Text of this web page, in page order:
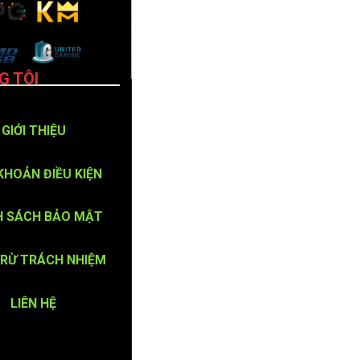
TÔI
GIỚI THIỆU
ĐIỀU KIỆN
SÁCH BẢO MẬT
TRÁCH NHIỆM
LIÊN HỆ